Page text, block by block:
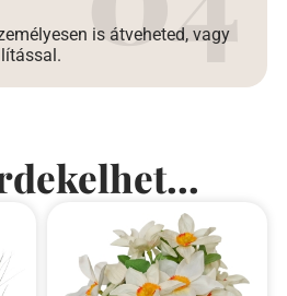
is átveheted, vagy